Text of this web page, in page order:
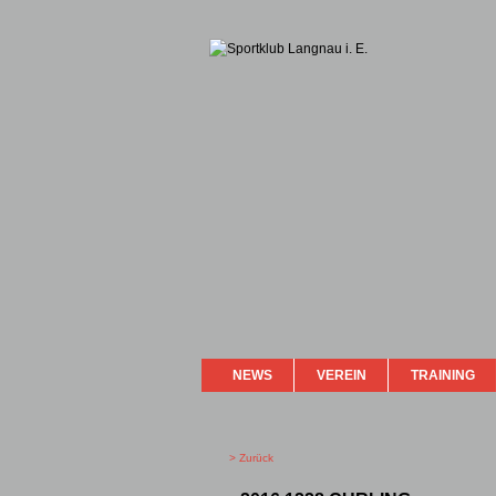
NEWS VEREIN TRAINING
> Zurück